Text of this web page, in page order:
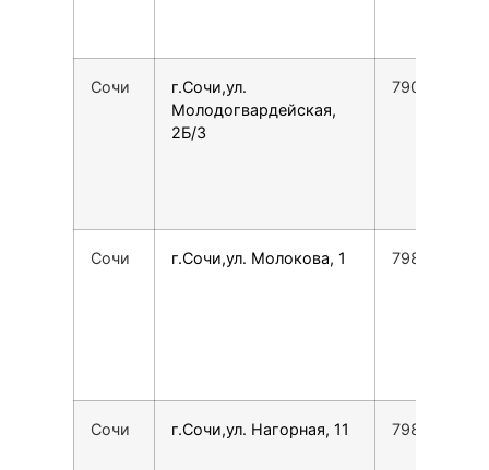
Сочи
г.Сочи,ул.
Молодогвардейская,
2Б/3
Сочи г.Сочи,ул. Молокова, 1
Сочи г.Сочи,ул. Нагорная, 11